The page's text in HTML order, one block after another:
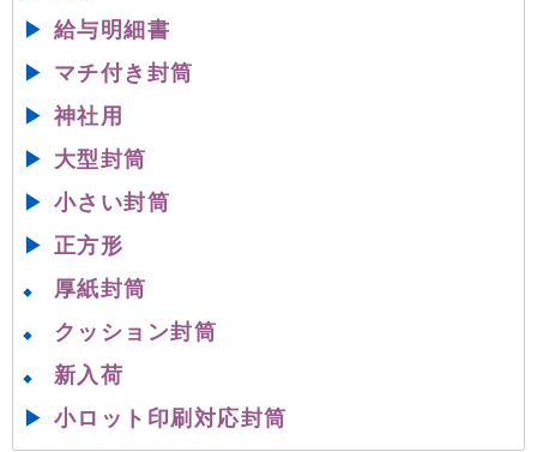
▶ 給与明細書
▶ マチ付き封筒
▶ 神社用
▶ 大型封筒
▶ 小さい封筒
▶ 正方形
◆ 厚紙封筒
◆ クッション封筒
◆
新入荷
▶ 小ロット印刷対応封筒